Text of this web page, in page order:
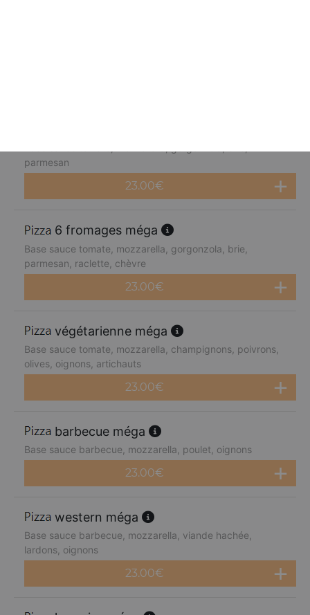
parmesan
23.00€
6 fromages méga
Base sauce tomate, mozzarella, gorgonzola, brie,
parmesan, raclette, chèvre
23.00€
végétarienne méga
Base sauce tomate, mozzarella, champignons, poivrons,
olives, oignons, artichauts
23.00€
barbecue méga
Base sauce barbecue, mozzarella, poulet, oignons
23.00€
western méga
Base sauce barbecue, mozzarella, viande hachée,
lardons, oignons
23.00€